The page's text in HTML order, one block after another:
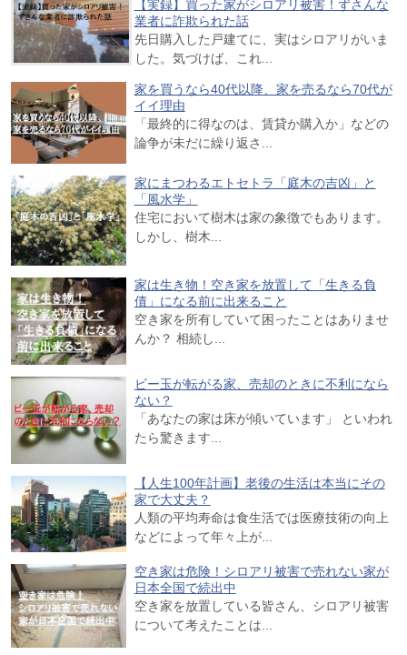
【実録】買った家がシロアリ被害！ずさんな
業者に詐欺られた話
先日購入した戸建てに、実はシロアリがいま
した。気づけば、これ...
家を買うなら40代以降、家を売るなら70代が
イイ理由
「最終的に得なのは、賃貸か購入か」などの
論争が未だに繰り返さ...
家にまつわるエトセトラ「庭木の吉凶」と
「風水学」
住宅において樹木は家の象徴でもあります。
しかし、樹木...
家は生き物！空き家を放置して「生きる負
債」になる前に出来ること
空き家を所有していて困ったことはありませ
んか？ 相続し...
ビー玉が転がる家、売却のときに不利になら
ない？
「あなたの家は床が傾いています」 といわれ
たら驚きます...
【人生100年計画】老後の生活は本当にその
家で大丈夫？
人類の平均寿命は食生活では医療技術の向上
などによって年々上が...
空き家は危険！シロアリ被害で売れない家が
日本全国で続出中
空き家を放置している皆さん、シロアリ被害
について考えたことは...